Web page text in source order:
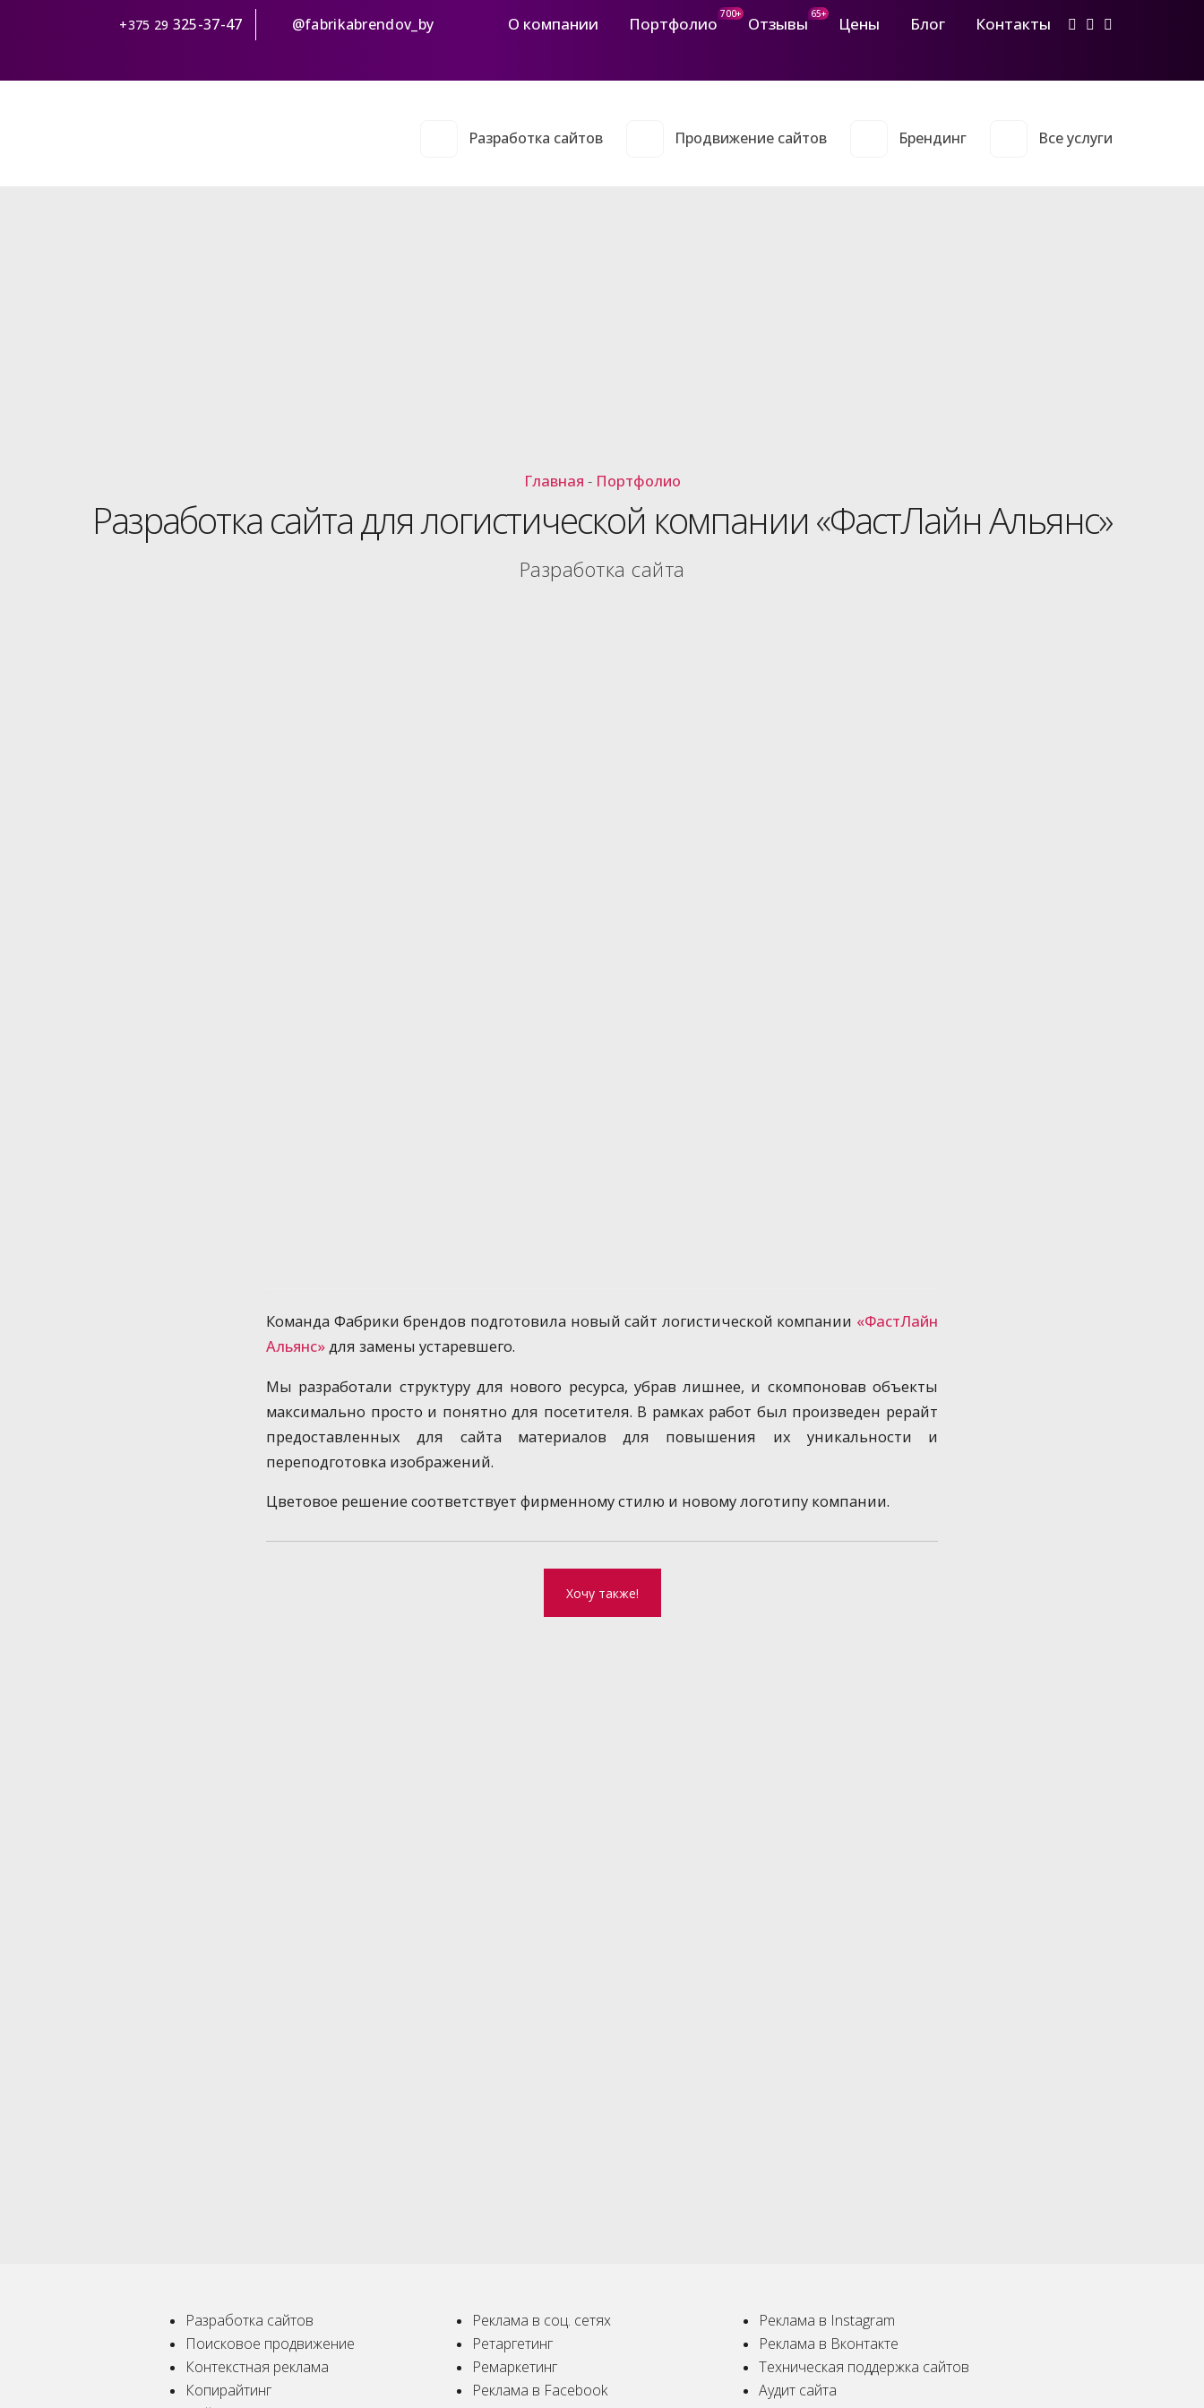
+375 29 325-37-47 @fabrikabrendov_by О компании Портфолио 700+ Отзывы 65+ Цены Блог Контакты
Разработка сайтов Продвижение сайтов Брендинг Все услуги
Главная - Портфолио
Разработка сайта для логистической компании «ФастЛайн Альянс»
Разработка сайта
Команда Фабрики брендов подготовила новый сайт логистической компании «ФастЛайн
Альянс»для замены устаревшего.
Мы разработали структуру для нового ресурса, убрав лишнее, и скомпоновав объекты
максимально просто и понятно для посетителя. В рамках работ был произведен рерайт
предоставленных для сайта материалов для повышения их уникальности и
переподготовка изображений.
Цветовое решение соответствует фирменному стилю и новому логотипу компании.
Хочу также!
Разработка сайтов
Поисковое продвижение
Контекстная реклама
Копирайтинг
Реклама в соц. сетях
Ретаргетинг
Ремаркетинг
Реклама в Facebook
Реклама в Instagram
Реклама в Вконтакте
Техническая поддержка сайтов
Аудит сайта